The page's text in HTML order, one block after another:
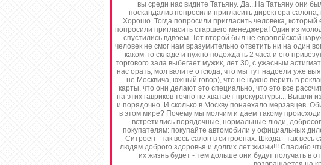
вы среди нас видите Татьяну. Да...На Татьяну они
поскандалив попросили пригласить директора
Хорошо. Тогда попросили пригласить человека,
попросили пригласить старшего менеджера! Один из
спустились вдвоем. Тот второй был не европейской
человек не смог нам вразумительно ответить ни на один
каком-то складе и нужно подождать 2 часа и его
торгового зала выбегает мужик, лет 30, с ужасным
нас орать, мол валите отсюда, что мы тут надоели уже
не Москвича, южный говор), что не нужно верить в
карты, что они делают это специально, что это все
на этих гавриков точно не хватает прокуратуры... Вышли
и порядочно. И сколько в Москву понаехало мерзавцев.
в этом мире? Почему мы молчим и даем такому
встретились порядочные, нормальные люди,
покупателям: покупайте автомобили у официальных
Ситроен - так весь салон в ситроенах. Шкода - так весь
людям доброго здоровья и долгих лет жизни!!! Спасибо
их жизнь будет - тем дольше они будут получать в